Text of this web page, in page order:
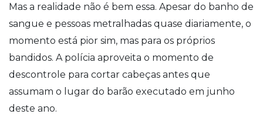
Mas a realidade não é bem essa. Apesar do banho de
sangue e pessoas metralhadas quase diariamente, o
momento está pior sim, mas para os próprios
bandidos. A polícia aproveita o momento de
descontrole para cortar cabeças antes que
assumam o lugar do barão executado em junho
deste ano.